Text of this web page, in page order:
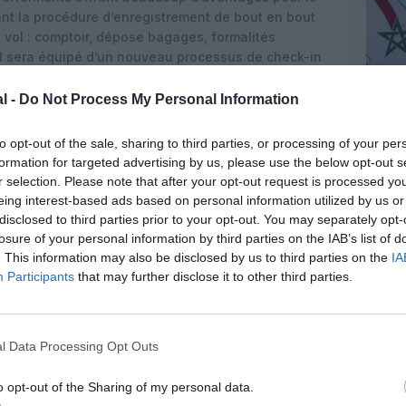
- Do Not Process My Personal Information
opt-out of the sale, sharing to third parties, or processing of your
for targeted advertising by us, please use the below opt-out
selection. Please note that after your opt-out request is processed
interest-based ads based on personal information utilized by us
to third parties prior to your opt-out. You may separately
of your personal information by third parties on the IAB’s list of
This information may also be disclosed by us to third parties on the
Participants that may further disclose it to other third parties.
Data Processing Opt Outs
opt-out of the Sharing of my personal data.
la procédure d’enregistrement de bout en bout
vol : comptoir, dépose bagages, formalités
équipé d’un nouveau processus de check-in
aux passagers de s’enregistrer en toute
et l’enregistrement des bagages en soute, et
fluide et simplifié permettra de réduire
pour les voyageurs. Grâce à cette innovation
Mohammed V devient le premier aéroport en
debout en bout en libre-service.
optimisé et bénéficie d’une augmentation
dispositif existant. La zone de transit est dotée
clientèle RAM dans les formalités
des clients trois bornes libres services
classique afin de réduire les
des équipements pensés pour le confort
de bagages, salon VIP…